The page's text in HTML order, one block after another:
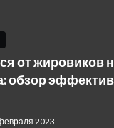
от жировиков
обзор
2023